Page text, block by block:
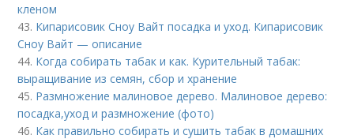
кленом
43. Кипарисовик Сноу Вайт посадка и уход. Кипарисовик
Сноу Вайт — описание
44. Когда собирать табак и как. Курительный табак:
выращивание из семян, сбор и хранение
45. Размножение малиновое дерево. Малиновое дерево:
посадка,уход и размножение (фото)
46. Как правильно собирать и сушить табак в домашних